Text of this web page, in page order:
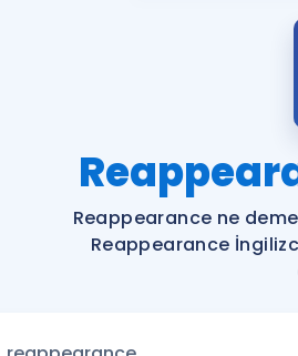
Reappearance ne
Reappearance